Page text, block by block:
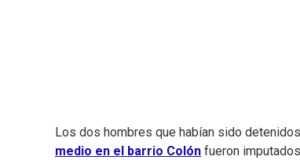
Los dos hombres que habían sido
medio en el barrio Colón fueron